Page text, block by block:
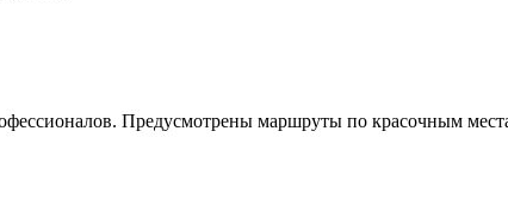
Предусмотрены маршруты по красочным